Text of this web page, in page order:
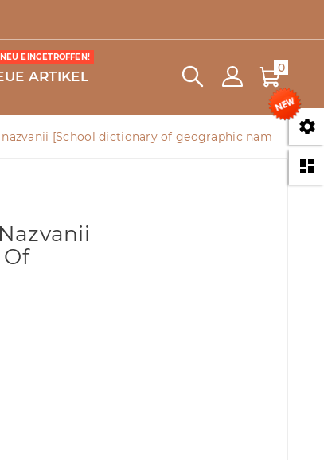


ARTIKEL
NEU EINGETROFFEN!
0
[School dictionary of geographic nam